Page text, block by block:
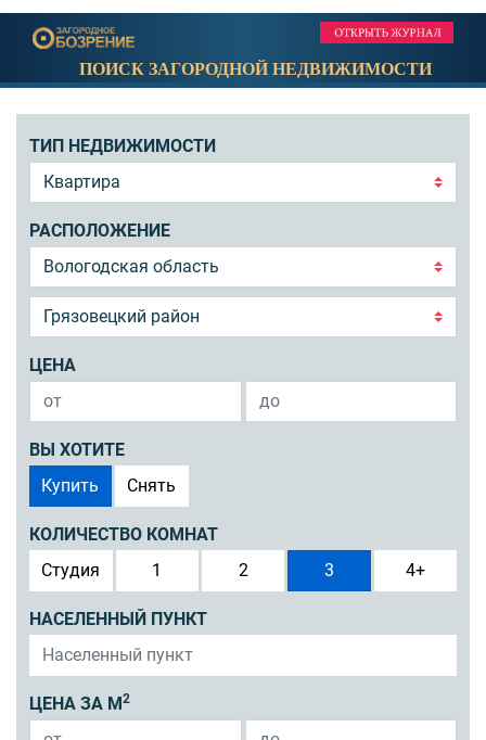
ПОИСК ЗАГОРОДНОЙ НЕДВИЖИМОСТИ
ТИП НЕДВИЖИМОСТИ
РАСПОЛОЖЕНИЕ
ЦЕНА
ВЫ ХОТИТЕ
Купить
Снять
КОЛИЧЕСТВО КОМНАТ
Студия
1 2 3 4+
НАСЕЛЕННЫЙ ПУНКТ
ЦЕНА ЗА М 2